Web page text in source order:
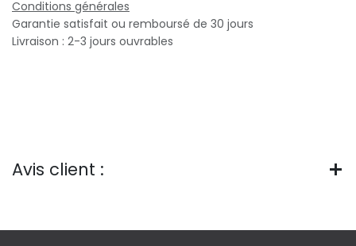
Conditions générales
Garantie satisfait ou remboursé de 30 jours
Livraison : 2-3 jours ouvrables
Avis client :